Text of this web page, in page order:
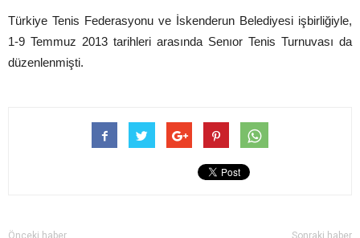
Türkiye Tenis Federasyonu ve İskenderun Belediyesi işbirliğiyle,
1-9 Temmuz 2013 tarihleri arasında Senıor Tenis Turnuvası da
düzenlenmişti.
Önceki haber Sonraki haber